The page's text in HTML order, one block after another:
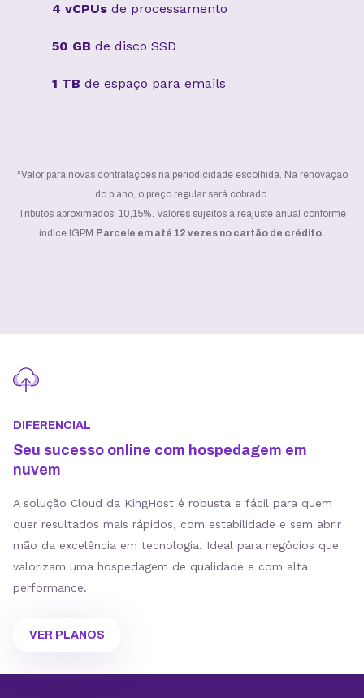
4 vCPUs de processamento
50 GB de disco SSD
1 TB de espaço para emails
*Valor para novas contratações na periodicidade escolhida. Na renovação
do plano, o preço regular será cobrado.
Tributos aproximados: 10,15%. Valores sujeitos a reajuste anual conforme
índice IGPM. Parcele em até 12 vezes no cartão de crédito.
DIFERENCIAL
Seu sucesso online com hospedagem em
nuvem
A solução Cloud da KingHost é robusta e fácil para quem
quer resultados mais rápidos, com estabilidade e sem abrir
mão da excelência em tecnologia. Ideal para negócios que
valorizam uma hospedagem de qualidade e com alta
performance.
VER PLANOS